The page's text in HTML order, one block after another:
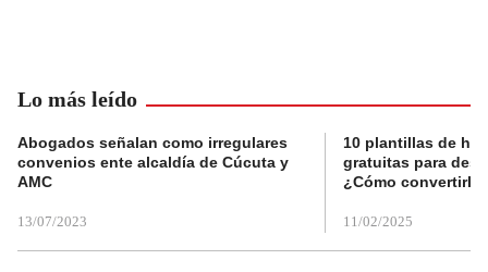
Lo más leído
Abogados señalan como irregulares
convenios ente alcaldía de Cúcuta y
AMC
13/07/2023
10 plantillas de
gratuitas para
¿Cómo convertirla
11/02/2025